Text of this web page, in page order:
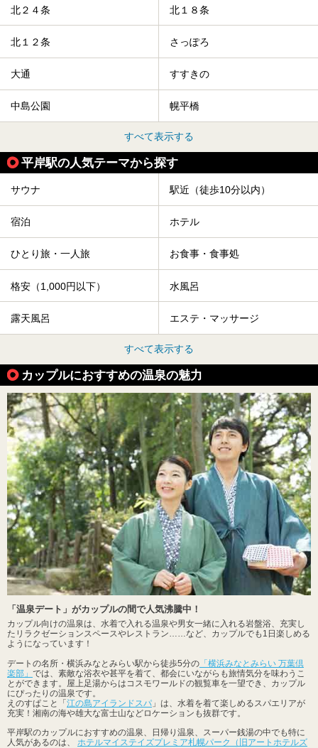
北２４条 北１８条
北１２条 さっぽろ
大通 すすきの
中島公園 幌平橋
すべて表示する
平岸駅の人気テーマから探す
サウナ 駅近（徒歩10分以内）
宿泊 ホテル
ひとり旅・一人旅 お食事・食事処
格安（1,000円以下） 水風呂
露天風呂 エステ・マッサージ
すべて表示する
カップルにおすすめの温泉の魅力
「温泉デート」がカップルの間で人気沸騰中！
カップル向けの温泉は、水着で入れる温泉や男女一緒に入れる岩盤浴、充実し
たリラクゼーションスペースやレストラン……など、カップルでも1日楽しめる
ようになっています！
デートの名所・横浜みなとみらい駅から徒歩5分の 「横浜みなとみらい 万葉倶
楽部」 では、素敵な浴衣や甚平を着て、都会にいながらも旅情気分を味わうこ
とができます。屋上足湯からはコスモワールドの観覧車を一望でき、カップル
にぴったりの温泉です。
えのすぱこと「江の島アイランドスパ 」は、水着を着て楽しめるスパエリアが
充実！湘南の海や雄大な富士山などロケーションも抜群です。
平岸駅のカップルにおすすめの温泉、日帰り温泉、スーパー銭湯の中でも特に
人気があるのは、 ホテルマイステイズプレミア札幌パーク（旧アートホテルズ